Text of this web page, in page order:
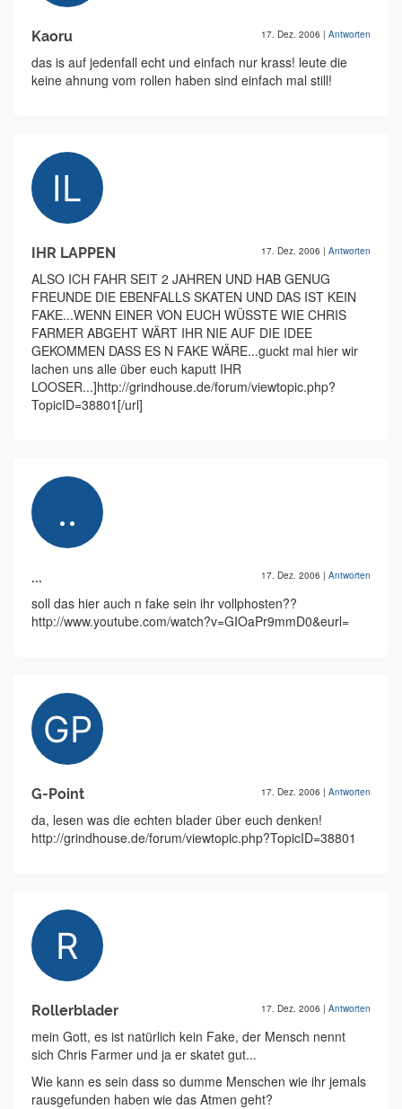
Kaoru 17. Dez. 2006 | Antworten
das is auf jedenfall echt und einfach nur krass! leute die
keine ahnung vom rollen haben sind einfach mal still!
IHR LAPPEN 17. Dez. 2006 | Antworten
ALSO ICH FAHR SEIT 2 JAHREN UND HAB GENUG
FREUNDE DIE EBENFALLS SKATEN UND DAS IST KEIN
FAKE...WENN EINER VON EUCH WÜSSTE WIE CHRIS
FARMER ABGEHT WÄRT IHR NIE AUF DIE IDEE
GEKOMMEN DASS ES N FAKE WÄRE...guckt mal hier wir
lachen uns alle über euch kaputt IHR
LOOSER...]http://grindhouse.de/forum/viewtopic.php?
TopicID=38801[/url]
... 17. Dez. 2006 | Antworten
soll das hier auch n fake sein ihr vollphosten??
http://www.youtube.com/watch?v=GIOaPr9mmD0&eurl=
G-Point 17. Dez. 2006 | Antworten
da, lesen was die echten blader über euch denken!
http://grindhouse.de/forum/viewtopic.php?TopicID=38801
Rollerblader 17. Dez. 2006 | Antworten
mein Gott, es ist natürlich kein Fake, der Mensch nennt
sich Chris Farmer und ja er skatet gut...
Wie kann es sein dass so dumme Menschen wie ihr jemals
rausgefunden haben wie das Atmen geht?